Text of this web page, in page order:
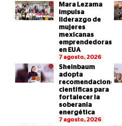
Mara Lezama
impulsa
liderazgo de
mujeres
mexicanas
emprendedoras
en EUA
7 agosto, 2026
Sheinbaum
adopta
recomendaciones
científicas para
fortalecer la
soberanía
energética
7 agosto, 2026